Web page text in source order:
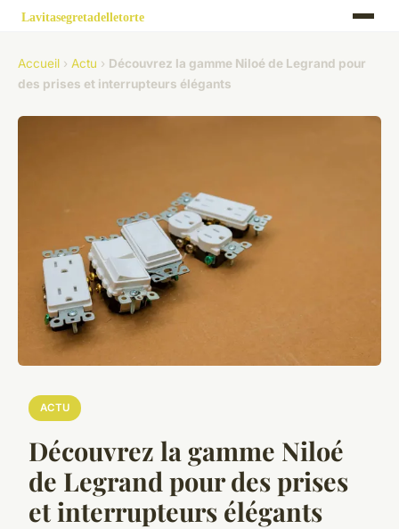
Accueil › Actu › Découvrez la gamme Niloé de Legrand pour
des prises et interrupteurs élégants
ACTU
Découvrez la gamme Niloé
de Legrand pour des prises
et interrupteurs élégants